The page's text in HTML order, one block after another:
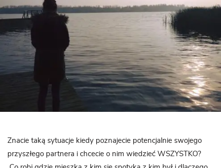
Znacie taką sytuacje kiedy poznajecie potencjalnie swojego
przyszłego partnera i chcecie o nim wiedzieć WSZYSTKO?